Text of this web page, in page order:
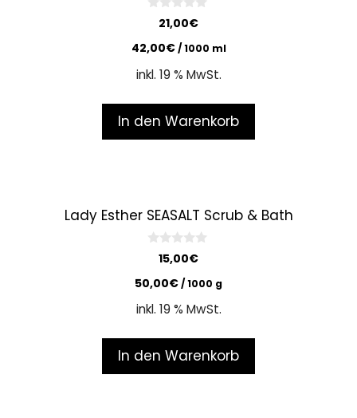
t
f
21,00€
42,00€/1000 ml
inkl. 19 % MwSt.
In den Warenkorb
Lady Esther SEASALT Scrub & Bath
t
f
15,00€
50,00€/1000 g
inkl. 19 % MwSt.
In den Warenkorb